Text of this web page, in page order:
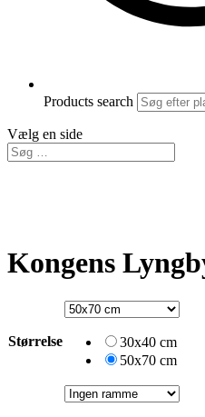
Products search
Vælg en side
Kongens
Størrelse
30x40 cm
50x70 cm